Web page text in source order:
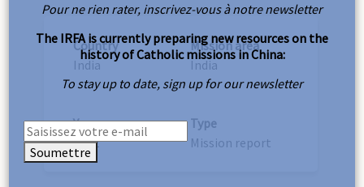
Country
India
Mission area
India
Year
1952
Type
Mission report
Pour ne rien rater, inscrivez-vous à notre newsletter
The IRFA is currently preparing new resources on the
history of Catholic missions in China:
To stay up to date, sign up for our newsletter
Soumettre